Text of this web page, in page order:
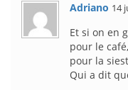
Adriano 14
Et si on en
pour le
pour la
Qui a dit